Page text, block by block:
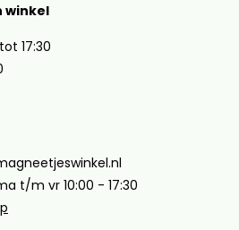
winkel
17:30
t/m vr 10:00 - 17:30